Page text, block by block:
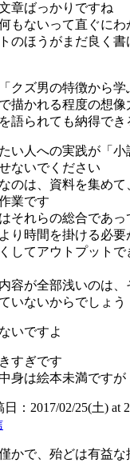
章ばっかりですね
もないって直ぐにわ
のほうがまだ良く
クズ男の特徴から学
描かれる程度の想像
語られても納得で
い人への実践が「小
ないでください
のは、資料を集めて
業です
それらの総合であっ
り時間を掛ける必要
してアウトプット
容が全部浅いのは、
いないからでしょう
いですよ
すぎです
身は絵本未満ですが
日：2017/02/25(土) at
かで、殆どは有益